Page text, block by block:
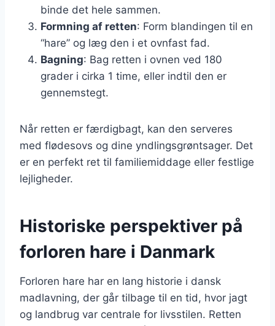
binde det hele sammen.
Formning af retten: Form blandingen til en
“hare” og læg den i et ovnfast fad.
Bagning: Bag retten i ovnen ved 180
grader i cirka 1 time, eller indtil den er
gennemstegt.
Når retten er færdigbagt, kan den serveres
med flødesovs og dine yndlingsgrøntsager. Det
er en perfekt ret til familiemiddage eller festlige
lejligheder.
Historiske perspektiver på
forloren hare i Danmark
Forloren hare har en lang historie i dansk
madlavning, der går tilbage til en tid, hvor jagt
og landbrug var centrale for livsstilen. Retten